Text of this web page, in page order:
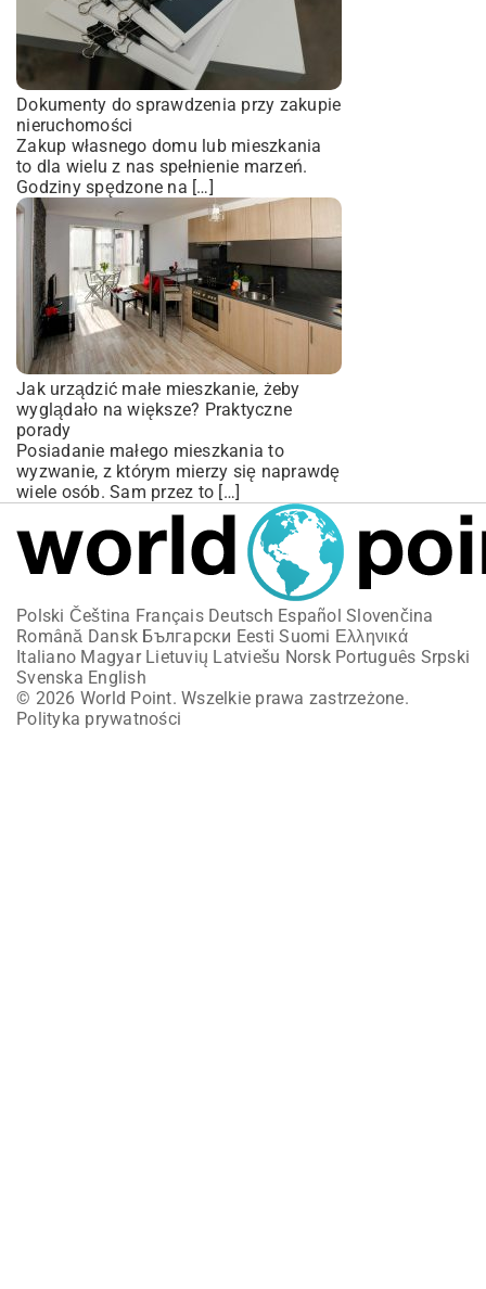
Dokumenty do sprawdzenia przy zakupie
nieruchomości
Zakup własnego domu lub mieszkania
to dla wielu z nas spełnienie marzeń.
Godziny spędzone na […]
Jak urządzić małe mieszkanie, żeby
wyglądało na większe? Praktyczne
porady
Posiadanie małego mieszkania to
wyzwanie, z którym mierzy się naprawdę
wiele osób. Sam przez to […]
Polski Čeština Français Deutsch Español Slovenčina
Română Dansk Български Eesti Suomi Ελληνικά
Italiano Magyar Lietuvių Latviešu Norsk Português Srpski
Svenska English
© 2026 World Point. Wszelkie prawa zastrzeżone.
Polityka prywatności